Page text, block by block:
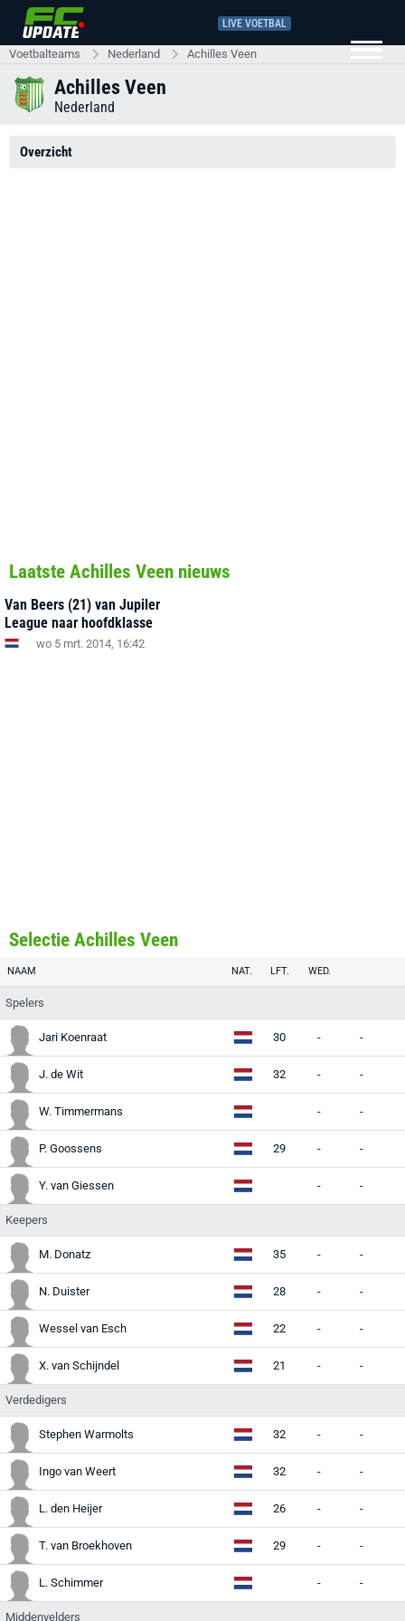
LIVE VOETBAL
Voetbalteams Nederland Achilles Veen
Achilles Veen
Nederland
Overzicht
Laatste Achilles Veen nieuws
Van Beers (21) van Jupiler
League naar hoofdklasse
wo 5 mrt. 2014, 16:42
Selectie Achilles Veen
NAAM NAT. LFT. WED.
Spelers
Jari Koenraat 30 - -
J. de Wit 32 - -
W. Timmermans - -
P. Goossens 29 - -
Y. van Giessen - -
Keepers
M. Donatz 35 - -
N. Duister 28 - -
Wessel van Esch 22 - -
X. van Schijndel 21 - -
Verdedigers
Stephen Warmolts 32 - -
Ingo van Weert 32 - -
L. den Heijer 26 - -
T. van Broekhoven 29 - -
L. Schimmer - -
Middenvelders